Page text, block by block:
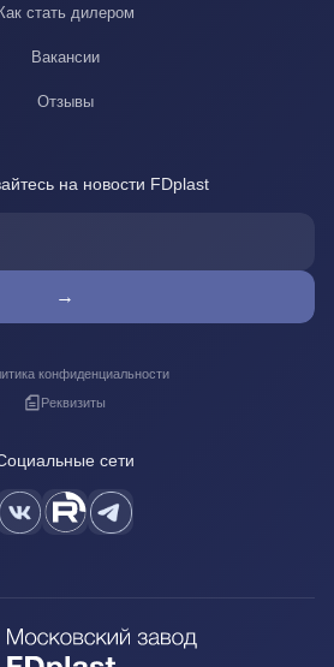
Как стать дилером
Вакансии
Отзывы
на новости FDplast
→
конфиденциальности
Реквизиты
сети